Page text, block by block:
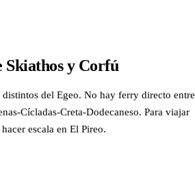
Skiathos y Corfú
del Egeo. No hay ferry directo entre
Cícladas-Creta-Dodecaneso. Para viajar
escala en El Pireo.